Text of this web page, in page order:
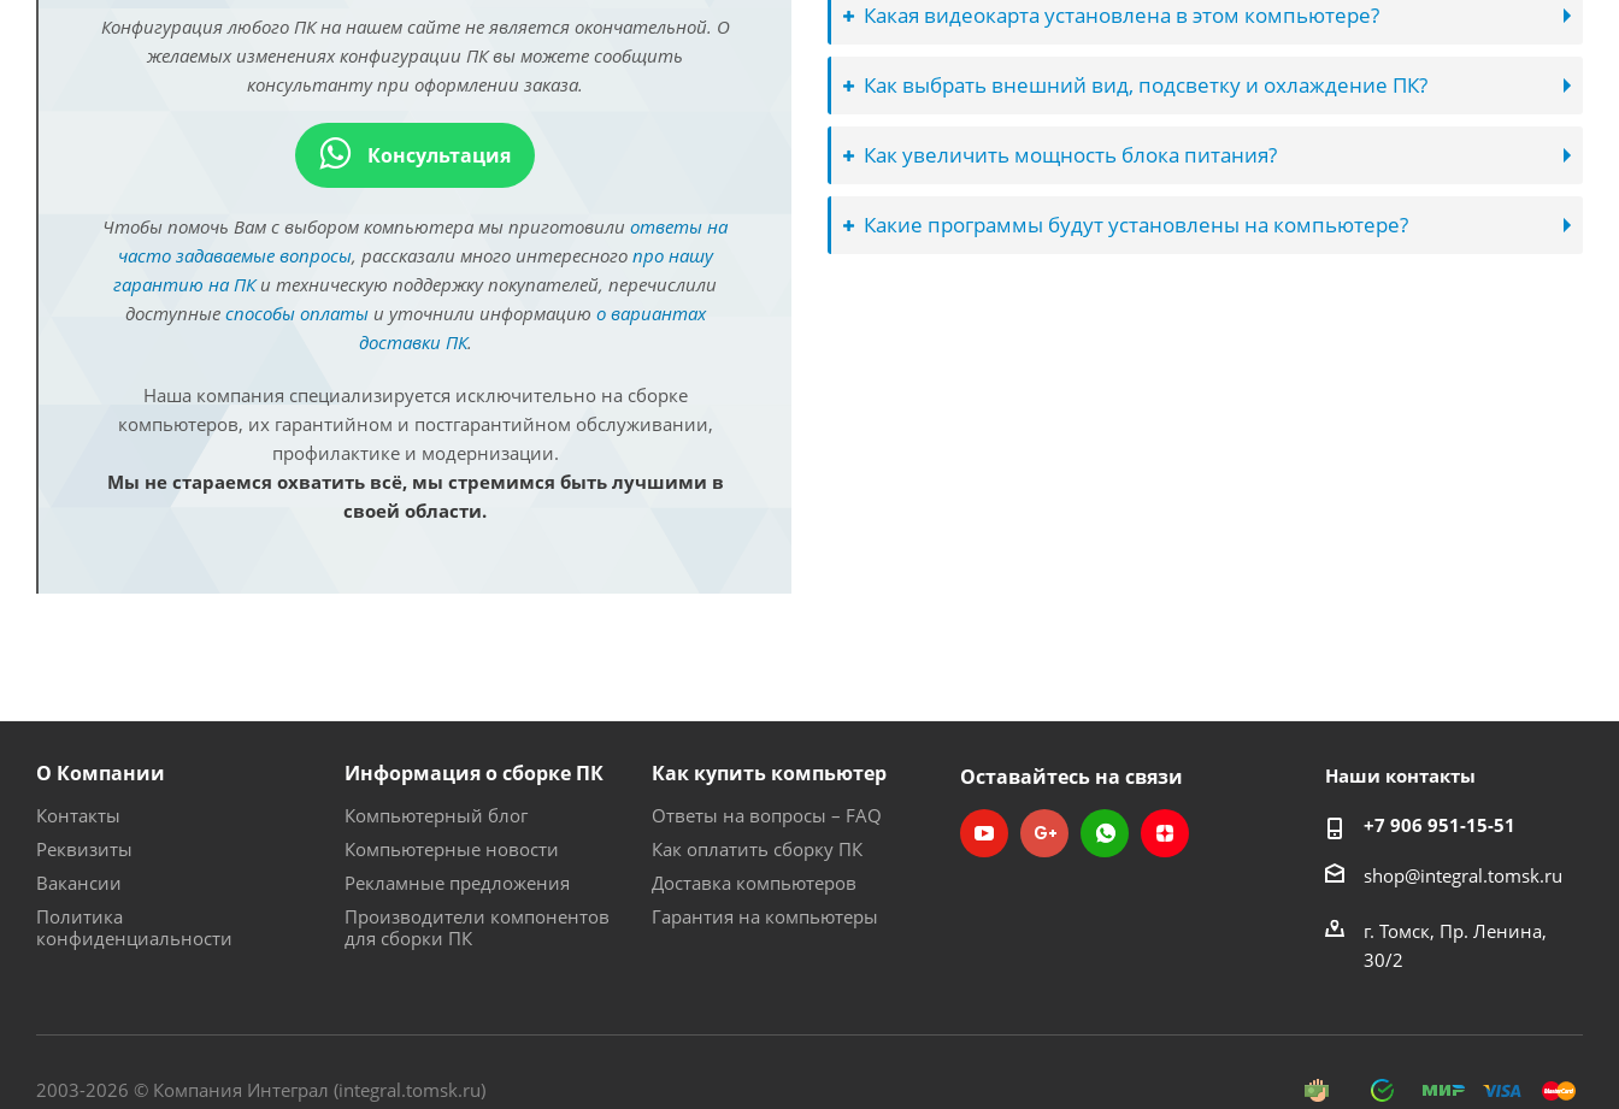
Конфигурация любого ПК на нашем сайте не является окончательной. О
желаемых изменениях конфигурации ПК вы можете сообщить
консультанту при оформлении заказа.
Консультация
Чтобы помочь Вам с выбором компьютера мы приготовили ответы на
часто задаваемые вопросы, рассказали много интересного про нашу
гарантию на ПКи техническую поддержку покупателей, перечислили
доступные способы оплатыи уточнили информацию о вариантах
доставки ПК.
Наша компания специализируется исключительно на сборке
компьютеров, их гарантийном и постгарантийном обслуживании,
профилактике и модернизации.
Мы не стараемся охватить всё, мы стремимся быть лучшими в
своей области.
Какая видеокарта установлена в этом компьютере?
Как выбрать внешний вид, подсветку и охлаждение ПК?
Как увеличить мощность блока питания?
Какие программы будут установлены на компьютере?
О Компании
Контакты
Реквизиты
Вакансии
Политика
конфиденциальности
Информация о сборке ПК
Компьютерный блог
Компьютерные новости
Рекламные предложения
Производители компонентов
для сборки ПК
Как купить компьютер
Ответы на вопросы – FAQ
Как оплатить сборку ПК
Доставка компьютеров
Гарантия на компьютеры
Оставайтесь на связи Наши контакты
+7 906 951-15-51
shop@integral.tomsk.ru
г. Томск, Пр. Ленина,
30/2
2003-2026 © Компания Интеграл (integral.tomsk.ru)